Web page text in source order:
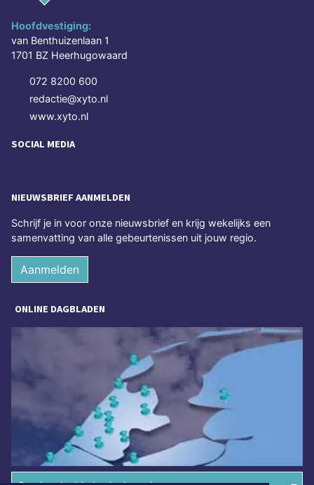
Hoofdvestiging:
van Benthuizenlaan 1
1701 BZ Heerhugowaard
072 8200 600
redactie@xyto.nl
www.xyto.nl
SOCIAL MEDIA
NIEUWSBRIEF AANMELDEN
Schrijf je in voor onze nieuwsbrief en krijg wekelijks een
samenvatting van alle gebeurtenissen uit jouw regio.
Aanmelden
ONLINE DAGBLADEN